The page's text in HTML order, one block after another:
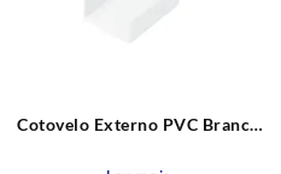
Cotovelo Externo PVC Branco